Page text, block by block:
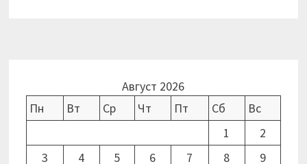
Август 2026
Пн
Вт Ср Чт Пт Сб
Вс
1
2
3
4 5 6 7 8
9